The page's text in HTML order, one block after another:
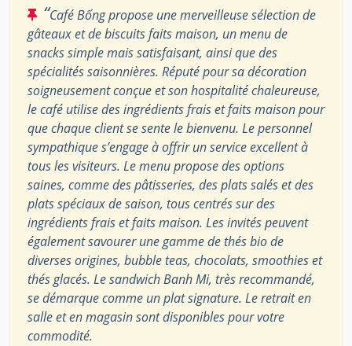
“Café Bống propose une merveilleuse sélection de
gâteaux et de biscuits faits maison, un menu de
snacks simple mais satisfaisant, ainsi que des
spécialités saisonnières. Réputé pour sa décoration
soigneusement conçue et son hospitalité chaleureuse,
le café utilise des ingrédients frais et faits maison pour
que chaque client se sente le bienvenu. Le personnel
sympathique s’engage à offrir un service excellent à
tous les visiteurs. Le menu propose des options
saines, comme des pâtisseries, des plats salés et des
plats spéciaux de saison, tous centrés sur des
ingrédients frais et faits maison. Les invités peuvent
également savourer une gamme de thés bio de
diverses origines, bubble teas, chocolats, smoothies et
thés glacés. Le sandwich Banh Mi, très recommandé,
se démarque comme un plat signature. Le retrait en
salle et en magasin sont disponibles pour votre
commodité.